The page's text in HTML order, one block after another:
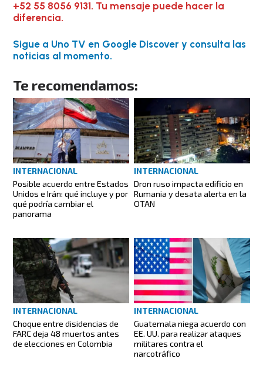
+52 55 8056 9131. Tu mensaje puede hacer la
diferencia.
Sigue a Uno TV en Google Discover y consulta las
noticias al momento.
Te recomendamos:
INTERNACIONAL
Posible acuerdo entre Estados
Unidos e Irán: qué incluye y por
qué podría cambiar el
panorama
INTERNACIONAL
Dron ruso impacta edificio en
Rumania y desata alerta en la
OTAN
INTERNACIONAL
Choque entre disidencias de
FARC deja 48 muertos antes
de elecciones en Colombia
INTERNACIONAL
Guatemala niega acuerdo con
EE. UU. para realizar ataques
militares contra el
narcotráfico